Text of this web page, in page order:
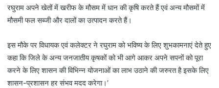
रघुराम अपने खेतों में खरीफ के मौसम में धान की कृषि करते हैं एवं अन्य मौसमों में
मौसमी फल सब्जी और दालों का उत्पादन करते हैं।
इस मौके पर विधायक एवं कलेक्टर ने रघुराम को भविष्य के लिए शुभकामनाएं देते हुए
कहा कि जिले के अन्य जनजातीय कृषकों को भी आगे आकर अपने सपनों को पूरा
करने के लिए शासन की विभिन्न योजनाओं का लाभ उठाने की जरुरत है इसके लिए
शासन-प्रशासन हर संभव मदद करेगा।’